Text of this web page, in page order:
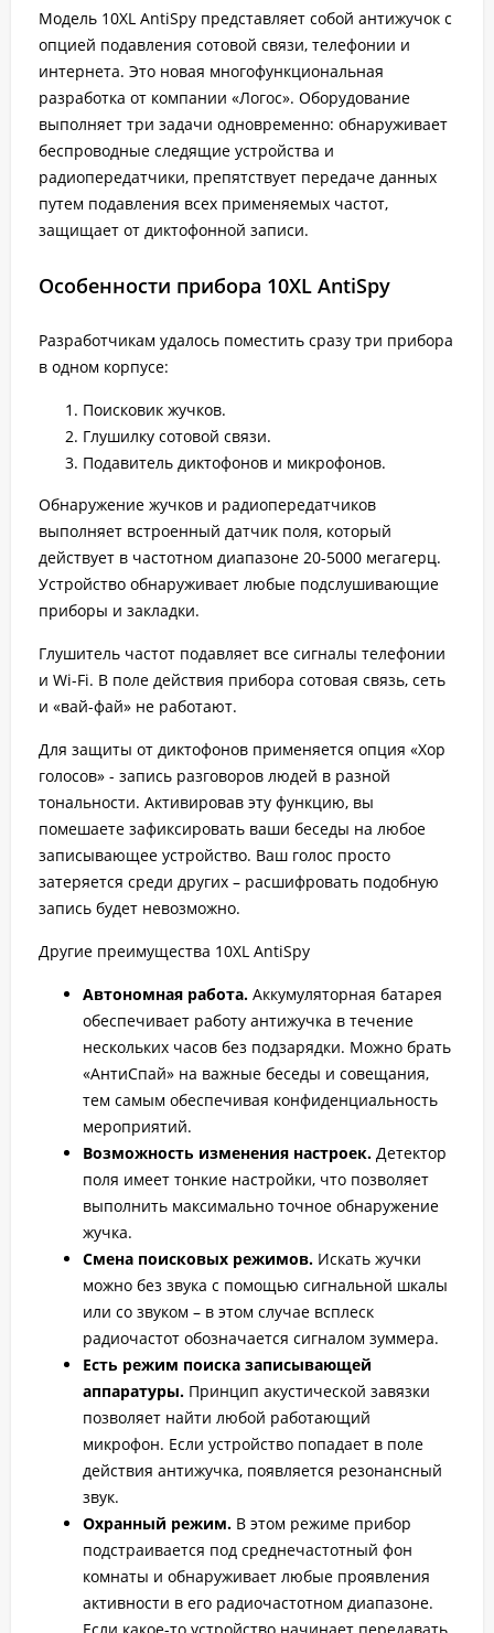
Модель 10XL AntiSpy представляет собой антижучок с
опцией подавления сотовой связи, телефонии и
интернета. Это новая многофункциональная
разработка от компании «Логос». Оборудование
выполняет три задачи одновременно: обнаруживает
беспроводные следящие устройства и
радиопередатчики, препятствует передаче данных
путем подавления всех применяемых частот,
защищает от диктофонной записи.
Особенности прибора 10XL AntiSpy
Разработчикам удалось поместить сразу три прибора
в одном корпусе:
Поисковик жучков.
Глушилку сотовой связи.
Подавитель диктофонов и микрофонов.
Обнаружение жучков и радиопередатчиков
выполняет встроенный датчик поля, который
действует в частотном диапазоне 20-5000 мегагерц.
Устройство обнаруживает любые подслушивающие
приборы и закладки.
Глушитель частот подавляет все сигналы телефонии
и Wi-Fi. В поле действия прибора сотовая связь, сеть
и «вай-фай» не работают.
Для защиты от диктофонов применяется опция «Хор
голосов» - запись разговоров людей в разной
тональности. Активировав эту функцию, вы
помешаете зафиксировать ваши беседы на любое
записывающее устройство. Ваш голос просто
затеряется среди других – расшифровать подобную
запись будет невозможно.
Другие преимущества 10XL AntiSpy
Автономная работа. Аккумуляторная батарея
обеспечивает работу антижучка в течение
нескольких часов без подзарядки. Можно брать
«АнтиСпай» на важные беседы и совещания,
тем самым обеспечивая конфиденциальность
мероприятий.
Возможность изменения настроек. Детектор
поля имеет тонкие настройки, что позволяет
выполнить максимально точное обнаружение
жучка.
Смена поисковых режимов. Искать жучки
можно без звука с помощью сигнальной шкалы
или со звуком – в этом случае всплеск
радиочастот обозначается сигналом зуммера.
Есть режим поиска записывающей
аппаратуры. Принцип акустической завязки
позволяет найти любой работающий
микрофон. Если устройство попадает в поле
действия антижучка, появляется резонансный
звук.
Охранный режим. В этом режиме прибор
подстраивается под среднечастотный фон
комнаты и обнаруживает любые проявления
активности в его радиочастотном диапазоне.